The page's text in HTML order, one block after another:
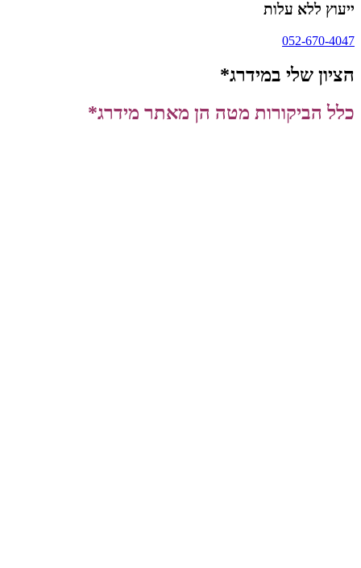
ייעוץ ללא עלות
052-670-4047
הציון שלי במידרג*
כלל הביקורות מטה הן מאתר מידרג*